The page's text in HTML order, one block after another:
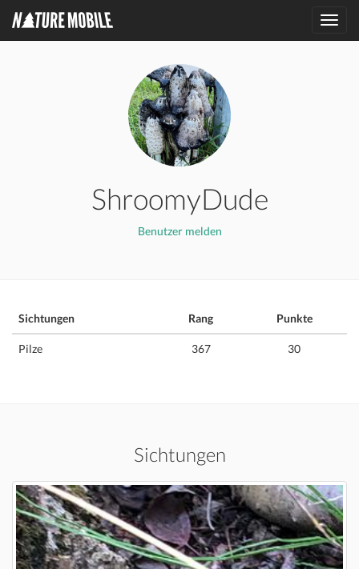
ShroomyDude
Benutzer melden
Sichtungen Rang Punkte
Pilze 367 30
Sichtungen